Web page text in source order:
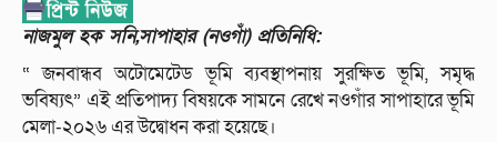
নাজমুল হক সনি,সাপাহার (নওগাঁ) প্রতিনিধি:
“ জনবান্ধব অটোমেটেড ভূমি ব্যবস্থাপনায় সুরক্ষিত ভূমি, সমৃদ্ধ
ভবিষ্যৎ” এই প্রতিপাদ্য বিষয়কে সামনে রেখে নওগাঁর সাপাহারে ভূমি
মেলা-২০২৬ এর উদ্বোধন করা হয়েছে।